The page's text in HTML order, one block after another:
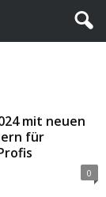
mit neuen
für
0